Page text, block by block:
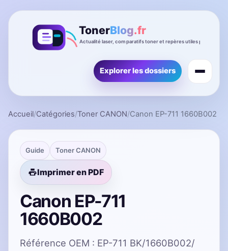
Explorer les dossiers
Accueil/Catégories/Toner CANON/Canon EP-711 1660B002
Guide Toner CANON
Imprimer en PDF
Canon EP-711
1660B002
Référence OEM : EP-711 BK/1660B002/